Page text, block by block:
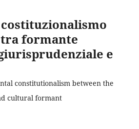
formante
e
constitutionalism between the
cultural formant